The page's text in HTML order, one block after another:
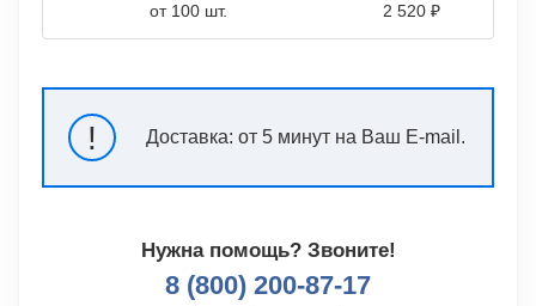
от 100 шт. 2 520 ₽
! Доставка: от 5 минут на Ваш E-mail.
Нужна помощь? Звоните!
8 (800) 200-87-17